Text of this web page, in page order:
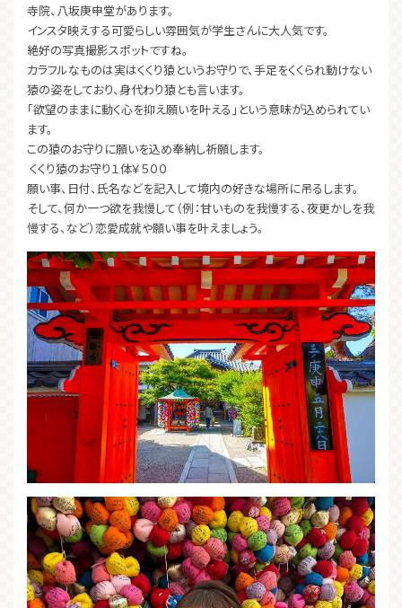
寺院、八坂庚申堂があります。
インスタ映えする可愛らしい雰囲気が学生さんに大人気です。
絶好の写真撮影スポットですね。
カラフルなものは実はくくり猿というお守りで、手足をくくられ動けない
猿の姿をしており、身代わり猿とも言います。
「欲望のままに動く心を抑え願いを叶える」という意味が込められてい
ます。
この猿のお守りに願いを込め奉納し祈願します。
くくり猿のお守り１体￥５００
願い事、日付、氏名などを記入して境内の好きな場所に吊るします。
そして、何か一つ欲を我慢して（例：甘いものを我慢する、夜更かしを我
慢する、など）恋愛成就や願い事を叶えましょう。